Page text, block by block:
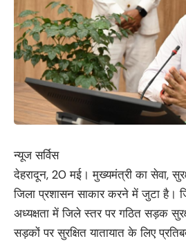
न्यूज सर्विस
देहरादून, 20 मई। मुख्यमंत्री का सेवा,
जिला प्रशासन साकार करने में जुटा है।
अध्यक्षता में जिले स्तर पर गठित सड़क
सड़कों पर सुरक्षित यातायात के लिए